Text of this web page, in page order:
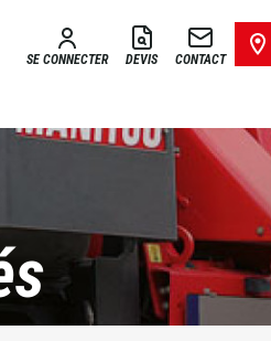
SE CONNECTER DEVIS CONTACT